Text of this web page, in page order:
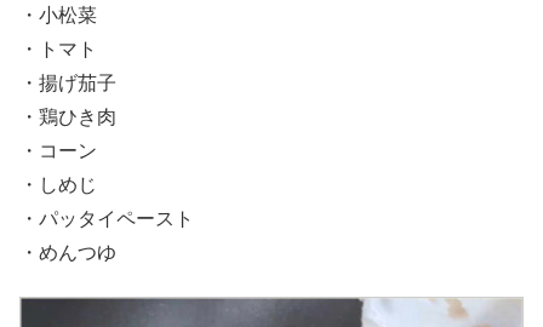
・小松菜
・トマト
・揚げ茄子
・鶏ひき肉
・コーン
・しめじ
・パッタイペースト
・めんつゆ